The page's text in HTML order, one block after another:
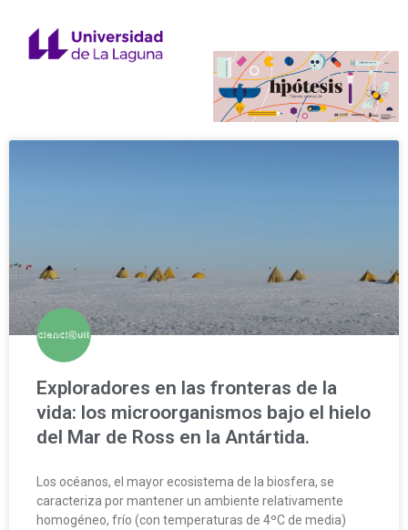
Exploradores en las fronteras de la
vida: los microorganismos bajo el hielo
del Mar de Ross en la Antártida.
Los océanos, el mayor ecosistema de la biosfera, se
caracteriza por mantener un ambiente relativamente
homogéneo, frío (con temperaturas de 4ºC de media)